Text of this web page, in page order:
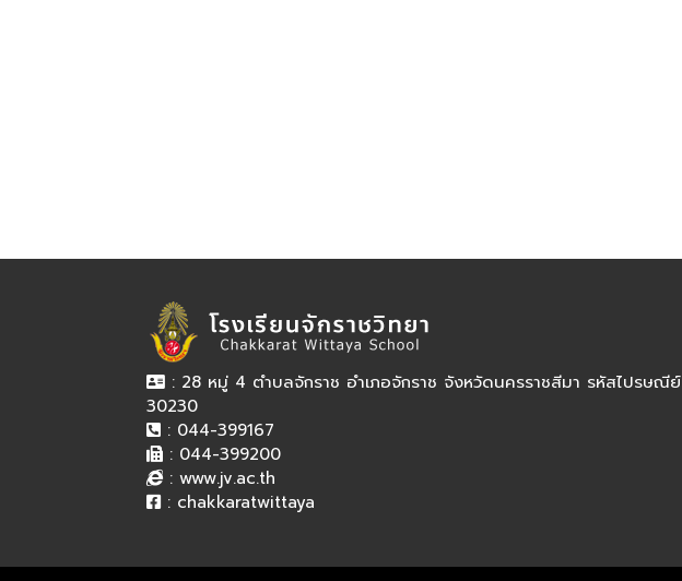
: 28 หมู่ 4 ตำบลจักราช อำเภอจักราช จังหวัดนครราชสีมา รหัสไปรษณีย์
30230
: 044-399167
: 044-399200
: www.jv.ac.th
: chakkaratwittaya